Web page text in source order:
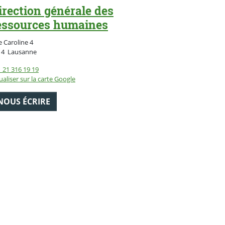
générale des
humaines
Caroline 4
LausanneSuisse
21 316 19 19
sur la carte Google
ÉCRIRE